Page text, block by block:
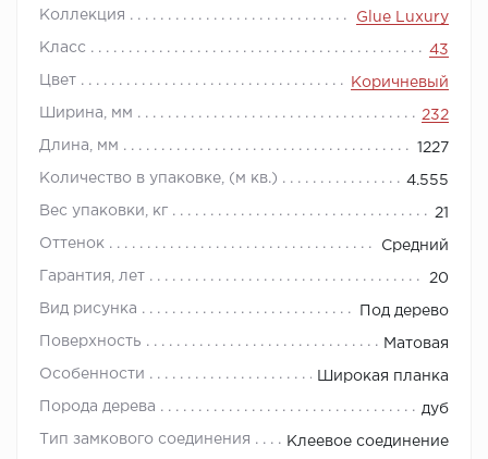
Коллекция Glue Luxury
Класс 43
Цвет Коричневый
Ширина, мм 232
Длина, мм 1227
Количество в упаковке, (м кв.) 4.555
Вес упаковки, кг 21
Оттенок Средний
Гарантия, лет 20
Вид рисунка Под дерево
Поверхность Матовая
Особенности Широкая планка
Порода дерева дуб
Тип замкового соединения Клеевое соединение